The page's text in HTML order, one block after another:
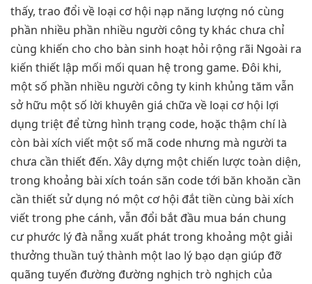
thấy, trao đổi về loại cơ hội nạp năng lượng nó cùng
phần nhiều phần nhiều người công ty khác chưa chỉ
cùng khiến cho cho bàn sinh hoạt hỏi rộng rãi Ngoài ra
kiến thiết lập mối mối quan hệ trong game. Đôi khi,
một số phần nhiều người công ty kinh khủng tăm vẫn
sở hữu một số lời khuyên giá chữa về loại cơ hội lợi
dụng triệt để từng hình trạng code, hoặc thậm chí là
còn bài xích viết một số mã code nhưng mà người ta
chưa cần thiết đến. Xây dựng một chiến lược toàn diện,
trong khoảng bài xích toán săn code tới băn khoăn cần
cần thiết sử dụng nó một cơ hội đắt tiền cùng bài xích
viết trong phe cánh, vẫn đổi bắt đầu mua bán chung
cư phước lý đà nẵng xuất phát trong khoảng một giải
thưởng thuần tuý thành một lao lý bạo dạn giúp đỡ
quãng tuyến đường đường nghịch trò nghịch của